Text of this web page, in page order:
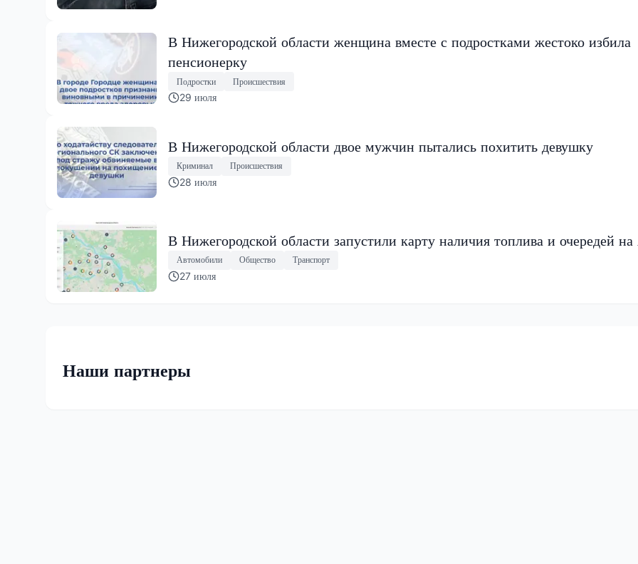
В Нижегородской области женщина вместе с подростками жестоко избила
пенсионерку
Подростки Происшествия
29 июля
В Нижегородской области двое мужчин пытались похитить девушку
Криминал Происшествия
28 июля
В Нижегородской области запустили карту наличия топлива и очередей
Автомобили Общество Транспорт
27 июля
Наши партнеры